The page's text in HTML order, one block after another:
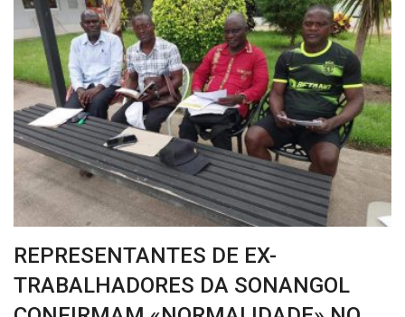
REPRESENTANTES DE EX-
TRABALHADORES DA SONANGOL